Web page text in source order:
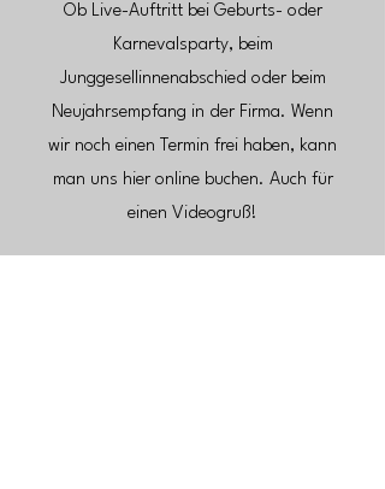
Ob Live-Auftritt bei Geburts- oder
Karnevalsparty, beim
Junggesellinnenabschied oder beim
Neujahrsempfang in der Firma. Wenn
wir noch einen Termin frei haben, kann
man uns hier online buchen. Auch für
einen Videogruß!